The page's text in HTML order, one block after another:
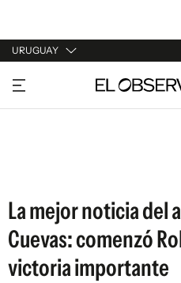
URUGUAY
URUGUAY
ARGENTINA
La mejor noticia del
Cuevas: comenzó
victoria importante